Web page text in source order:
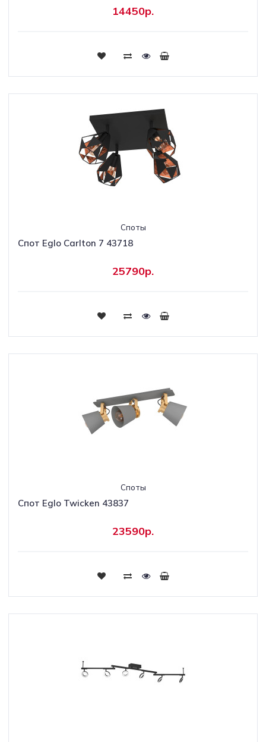
14450р.
Споты
Спот Eglo Carlton 7 43718
25790р.
Споты
Спот Eglo Twicken 43837
23590р.